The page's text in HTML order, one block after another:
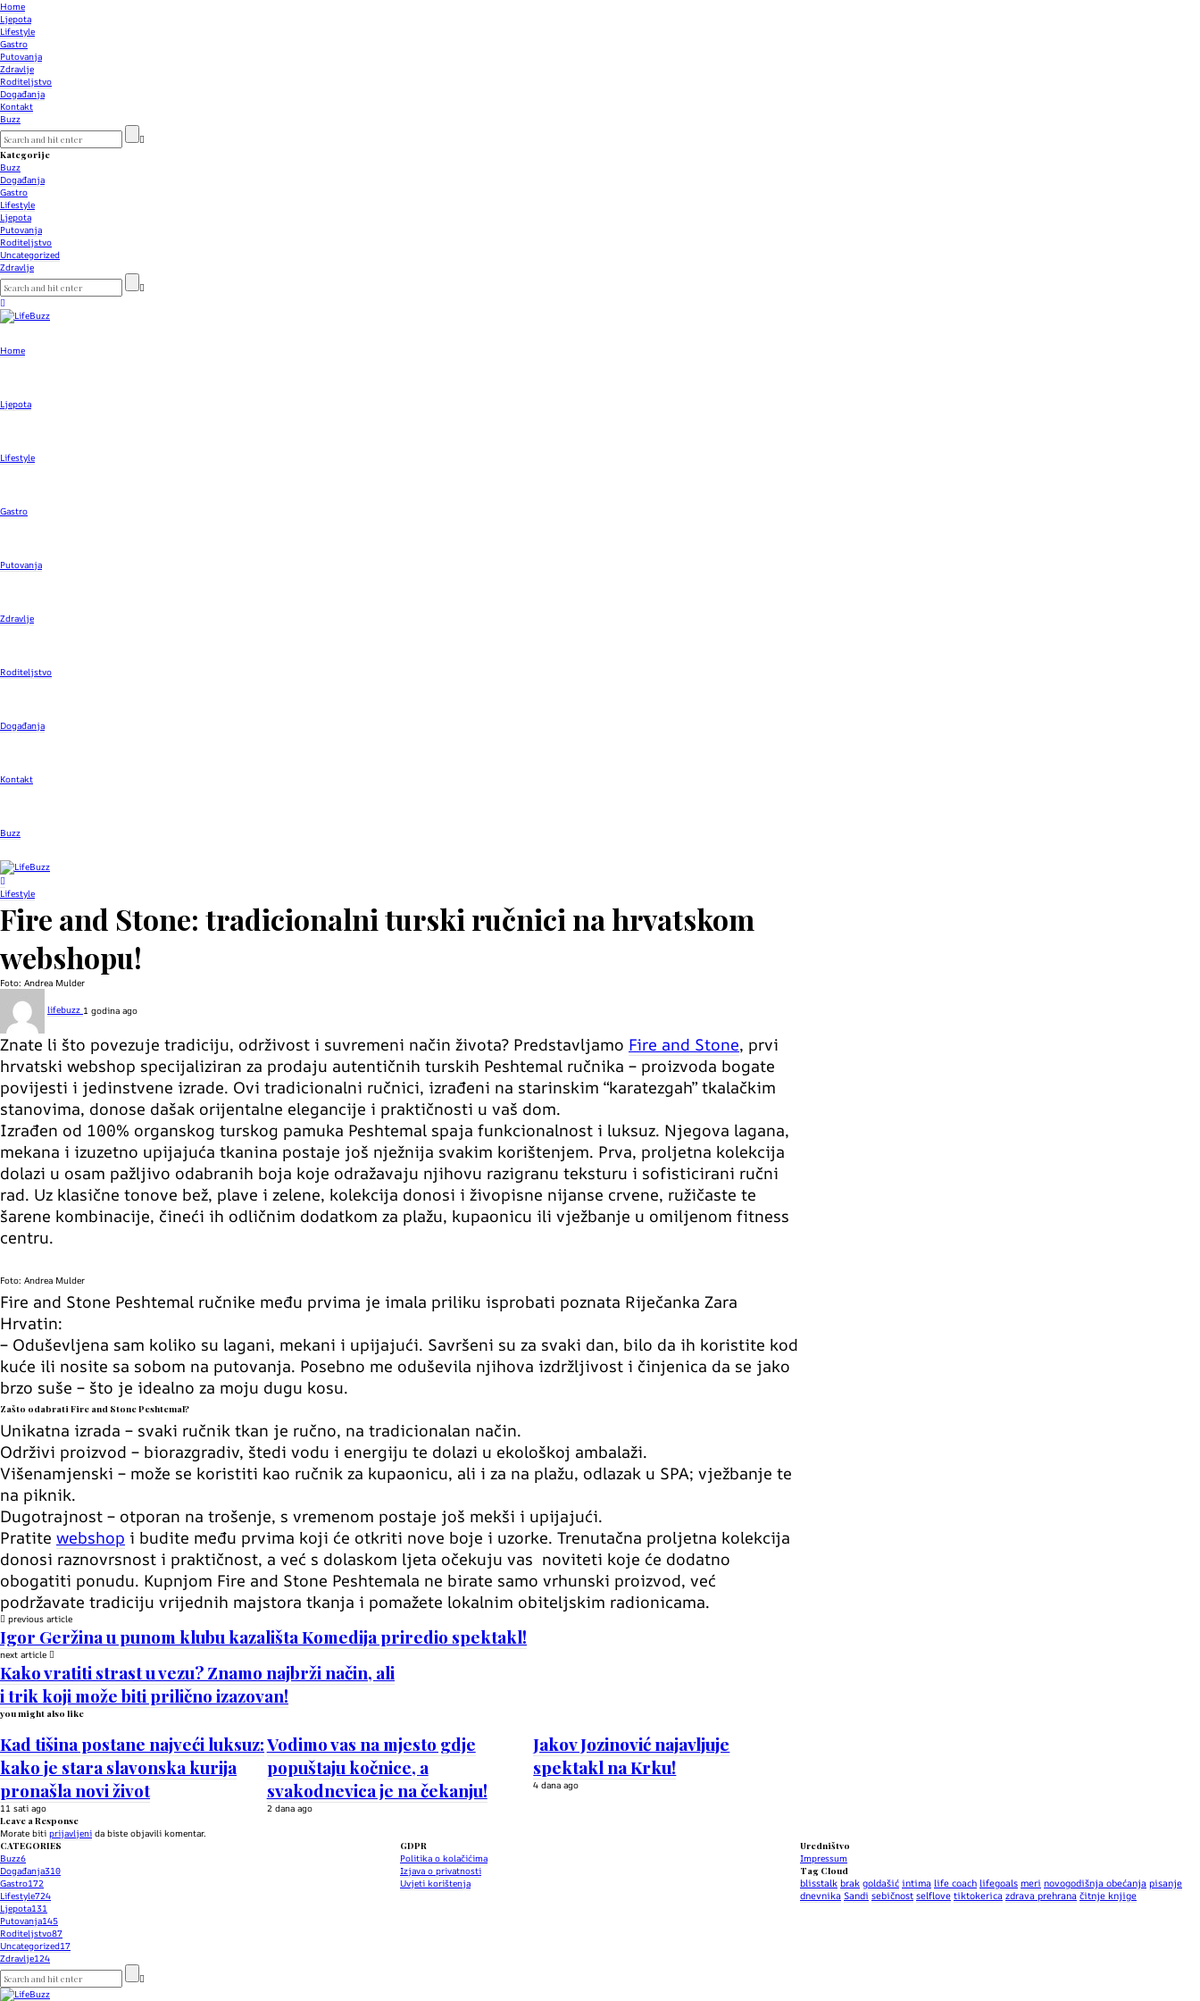
Home
Ljepota
Lifestyle
Gastro
Putovanja
Zdravlje
Roditeljstvo
Događanja
Kontakt
Buzz
Kategorije
Buzz
Događanja
Gastro
Lifestyle
Ljepota
Putovanja
Roditeljstvo
Uncategorized
Zdravlje
Home
Ljepota
Lifestyle
Gastro
Putovanja
Zdravlje
Roditeljstvo
Događanja
Kontakt
Buzz
Lifestyle
Fire and Stone: tradicionalni turski ručnici na hrvatskom
webshopu!
Foto: Andrea Mulder
lifebuzz 1 godina ago
Znate li što povezuje tradiciju, održivost i suvremeni način života? Predstavljamo Fire and Stone, prvi
hrvatski webshop specijaliziran za prodaju autentičnih turskih Peshtemal ručnika – proizvoda bogate
povijesti i jedinstvene izrade. Ovi tradicionalni ručnici, izrađeni na starinskim “karatezgah” tkalačkim
stanovima, donose dašak orijentalne elegancije i praktičnosti u vaš dom.
Izrađen od 100% organskog turskog pamuka Peshtemal spaja funkcionalnost i luksuz. Njegova lagana,
mekana i izuzetno upijajuća tkanina postaje još nježnija svakim korištenjem. Prva, proljetna kolekcija
dolazi u osam pažljivo odabranih boja koje odražavaju njihovu razigranu teksturu i sofisticirani ručni
rad. Uz klasične tonove bež, plave i zelene, kolekcija donosi i živopisne nijanse crvene, ružičaste te
šarene kombinacije, čineći ih odličnim dodatkom za plažu, kupaonicu ili vježbanje u omiljenom fitness
centru.
Foto: Andrea Mulder
Fire and Stone Peshtemal ručnike među prvima je imala priliku isprobati poznata Riječanka Zara
Hrvatin:
– Oduševljena sam koliko su lagani, mekani i upijajući. Savršeni su za svaki dan, bilo da ih koristite kod
kuće ili nosite sa sobom na putovanja. Posebno me oduševila njihova izdržljivost i činjenica da se jako
brzo suše – što je idealno za moju dugu kosu.
Zašto odabrati Fire and Stone Peshtemal?
Unikatna izrada – svaki ručnik tkan je ručno, na tradicionalan način.
Održivi proizvod – biorazgradiv, štedi vodu i energiju te dolazi u ekološkoj ambalaži.
Višenamjenski – može se koristiti kao ručnik za kupaonicu, ali i za na plažu, odlazak u SPA; vježbanje te
na piknik.
Dugotrajnost – otporan na trošenje, s vremenom postaje još mekši i upijajući.
Pratite webshop i budite među prvima koji će otkriti nove boje i uzorke. Trenutačna proljetna kolekcija
donosi raznovrsnost i praktičnost, a već s dolaskom ljeta očekuju vas noviteti koje će dodatno
obogatiti ponudu. Kupnjom Fire and Stone Peshtemala ne birate samo vrhunski proizvod, već
podržavate tradiciju vrijednih majstora tkanja i pomažete lokalnim obiteljskim radionicama.
previous article
Igor Geržina u punom klubu kazališta Komedija priredio spektakl!
next article
Kako vratiti strast u vezu? Znamo najbrži način, ali
i trik koji može biti prilično izazovan!
you might also like
Kad tišina postane najveći luksuz:
kako je stara slavonska kurija
pronašla novi život
11 sati ago
Vodimo vas na mjesto gdje
popuštaju kočnice, a
svakodnevica je na čekanju!
2 dana ago
Jakov Jozinović najavljuje
spektakl na Krku!
4 dana ago
Leave a Response
Morate biti prijavljeni da biste objavili komentar.
CATEGORIES
Buzz6
Događanja310
Gastro172
Lifestyle724
Ljepota131
Putovanja145
Roditeljstvo87
Uncategorized17
Zdravlje124
GDPR
Politika o kolačićima
Izjava o privatnosti
Uvjeti korištenja
Uredništvo
Impressum
Tag Cloud
blisstalk brak goldašić intima life coach lifegoals meri novogodišnja obećanja pisanje
dnevnika Sandi sebičnost selflove tiktokerica zdrava prehrana čitnje knjige